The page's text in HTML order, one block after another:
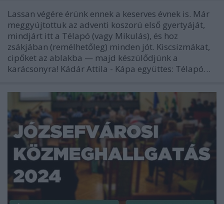
Lassan végére érünk ennek a keserves évnek is. Már
meggyújtottuk az adventi koszorú első gyertyáját,
mindjárt itt a Télapó (vagy Mikulás), és hoz
zsákjában (remélhetőleg) minden jót. Kiscsizmákat,
cipőket az ablakba — majd készülődjünk a
karácsonyra! Kádár Attila - Kápa együttes: Télapó…